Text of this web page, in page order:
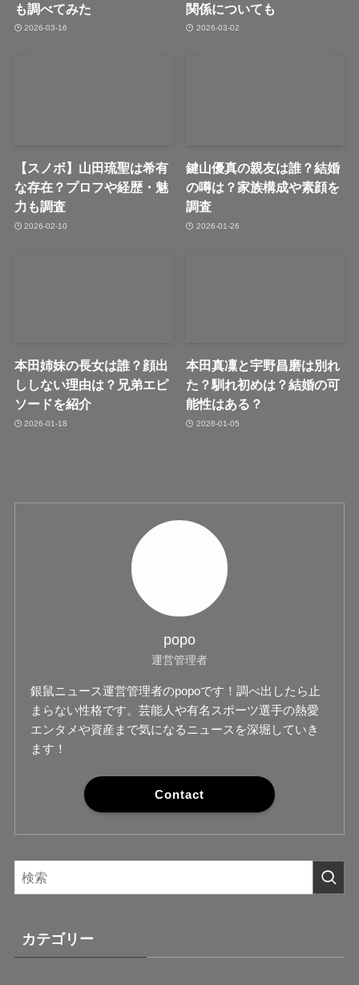
も調べてみた
2026-03-16
関係についても
2026-03-02
【スノボ】山田琉聖は希有
な存在？プロフや経歴・魅
力も調査
2026-02-10
鍵山優真の親友は誰？結婚
の噂は？家族構成や素顔を
調査
2026-01-26
本田姉妹の長女は誰？顔出
ししない理由は？兄弟エピ
ソードを紹介
2026-01-18
本田真凜と宇野昌磨は別れ
た？馴れ初めは？結婚の可
能性はある？
2026-01-05
popo
運営管理者
銀鼠ニュース運営管理者のpopoです！調べ出したら止
まらない性格です。芸能人や有名スポーツ選手の熱愛
エンタメや資産まで気になるニュースを深堀していき
ます！
Contact
カテゴリー